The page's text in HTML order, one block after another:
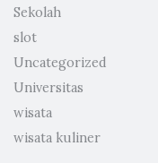
Sekolah
slot
Uncategorized
Universitas
wisata
wisata kuliner